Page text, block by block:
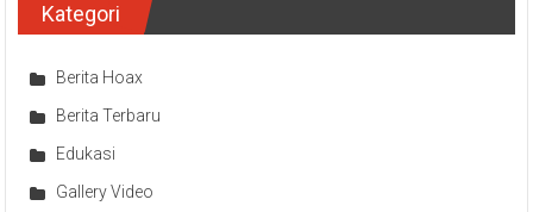
Kategori
Berita Hoax
Berita Terbaru
Edukasi
Gallery Video